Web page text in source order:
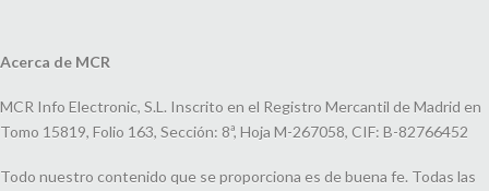
Acerca de MCR
MCR Info Electronic, S.L. Inscrito en el Registro Mercantil de Madrid en
Tomo 15819, Folio 163, Sección: 8ª, Hoja M-267058, CIF: B-82766452
Todo nuestro contenido que se proporciona es de buena fe. Todas las